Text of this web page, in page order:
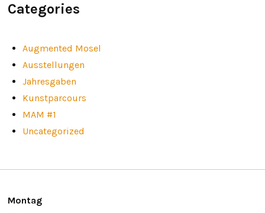
Categories
Augmented Mosel
Ausstellungen
Jahresgaben
Kunstparcours
MAM #1
Uncategorized
Montag